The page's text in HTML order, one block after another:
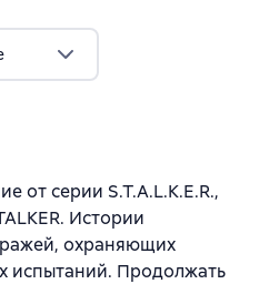
от серии S.T.A.L.K.E.R.,
Истории
охраняющих
испытаний. Продолжать